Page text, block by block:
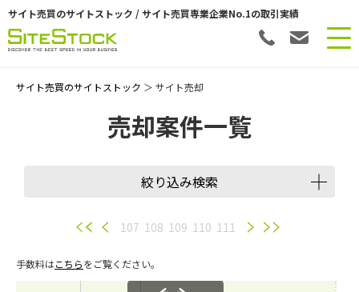
サイト売買のサイトストック / サイト売買専業企業No.1の取引実績
サイト売買のサイトストック ＞ サイト売却
売却案件一覧
絞り込み検索
譲渡スキーム
会員数
107 108 109 110 111
手数料はこちらをご覧ください。